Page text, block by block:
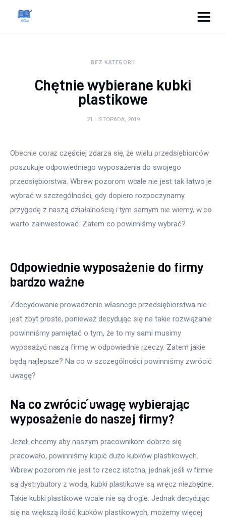
Zdrowie
Więcej
BEZ KATEGORII
Chętnie wybierane kubki
plastikowe
21 LISTOPADA, 2019
Obecnie coraz częściej zdarza się, że wielu przedsiębiorców
poszukuje odpowiedniego wyposażenia do swojego
przedsiębiorstwa. Wbrew pozorom wcale nie jest tak łatwo je
wybrać w szczególności, gdy dopiero rozpoczynamy
przygodę z naszą działalnością i tym samym nie wiemy, w co
warto zainwestować. Zatem co powinniśmy wybrać?
Odpowiednie wyposażenie do firmy
bardzo ważne
Zdecydowanie prowadzenie własnego przedsiębiorstwa nie
jest zbyt proste, ponieważ decydując się na takie rozwiązanie
powinniśmy pamiętać o tym, że to my sami musimy
wyposażyć naszą firmę w odpowiednie rzeczy. Zatem jakie
będą najlepsze? Na co w szczególności powinniśmy zwrócić
uwagę?
Na co zwrócić uwagę wybierając
wyposażenie do naszej firmy?
Jeżeli chcemy aby naszym pracownikom dobrze się
pracowało, powinniśmy kupić dużo kubków plastikowych.
Wbrew pozorom nie jest to rzecz istotna, jednak jeśli w firmie
są dystrybutory z wodą, kubki plastikowe są wręcz niezbędne.
Takie kubki plastikowe wcale nie są drogie. Jednak decydując
się na większą ilość kubków plastikowych, możemy więcej